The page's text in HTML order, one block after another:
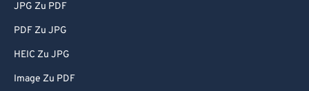
JPG Zu PDF
PDF Zu JPG
HEIC Zu JPG
Image Zu PDF